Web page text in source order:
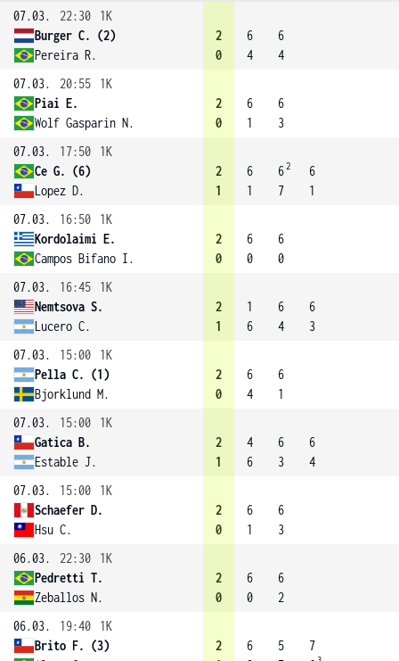
07.03. 22:30
1K
Burger C. (2)
Pereira R.
2
0
6
4
6
4
07.03.
20:55
1K
Piai E.
Wolf Gasparin N.
2
0
6
1
6
3
07.03.
17:50
1K
Ce G. (6)
Lopez D.
2
1
6
1
62
7
6
1
07.03.
16:50
1K
Kordolaimi E.
Campos Bifano I.
2
0
6
0
6
0
07.03.
16:45
1K
Nemtsova S.
Lucero C.
2
1
1
6
6
4
6
3
07.03.
15:00
1K
Pella C. (1)
Bjorklund M.
2
0
6
4
6
1
07.03.
15:00
1K
Gatica B.
Estable J.
2
1
4
6
6
3
6
4
07.03.
15:00
1K
Schaefer D.
Hsu C.
2
0
6
1
6
3
06.03.
22:30
1K
Pedretti T.
Zeballos N.
2
0
6
0
6
2
06.03.
19:40
1K
Brito F. (3)
2
6
5
7